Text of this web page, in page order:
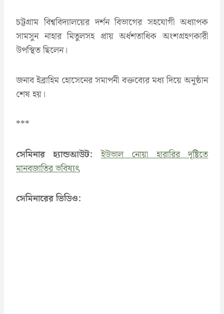
চট্টগ্রাম বিশ্ববিদ্যালয়ের দর্শন বিভাগের সহযোগী অধ্যাপক
সামসুন নাহার মিতুলসহ প্রায় অর্ধশতাধিক অংশগ্রহণকারী
উপস্থিত ছিলেন।
জনাব ইব্রাহিম হোসেনের সমাপনী বক্তব্যের মধ্য দিয়ে অনুষ্ঠান
শেষ হয়।
***
সেমিনার হ্যান্ডআউট:
ইউভাল নোয়া হারারির দৃষ্টিতে
মানবজাতির ভবিষ্যৎ
সেমিনারের ভিডিও: